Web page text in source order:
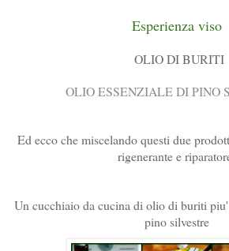
Esperienza viso
OLIO DI BURITI
OLIO ESSENZIALE DI PINO
Ed ecco che miscelando questi due
rigenerante e
Un cucchiaio da cucina di olio di buriti
pino silvestre